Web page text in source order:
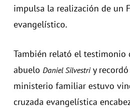
impulsa la realización de un
evangelístico.
También relató el testimonio
abuelo Daniel Silvestriy
ministerio familiar estuvo
cruzada evangelística